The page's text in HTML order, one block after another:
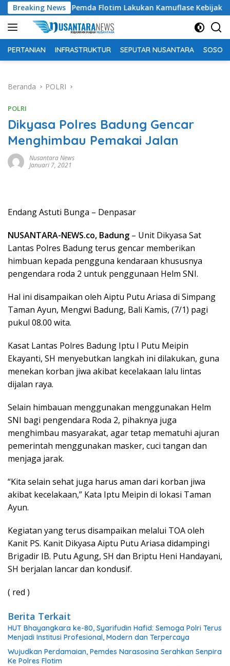
Langsung
ke
konten
Breaking News
Pemda Flotim Lakukan Kamuflase Kebijakan Politik
PERTANIAN INFRASTRUKTUR SEPUTAR NUSANTARA SOSOK
Beranda POLRI
POLRI
Dikyasa Polres Badung Gencar
Menghimbau Pemakai Jalan
Nusantara News
Januari 7, 2021
Endang Astuti Bunga – Denpasar
NUSANTARA-NEWS.co, Badung – Unit Dikyasa Sat
Lantas Polres Badung terus gencar memberikan
himbuan kepada pengguna kendaraan khususnya
pengendara roda 2 untuk penggunaan Helm SNI.
Hal ini disampaikan oleh Aiptu Putu Ariasa di Simpang
Taman Ayun, Mengwi Badung, Bali Kamis, (7/1) pagi
pukul 08.00 wita.
Kasat Lantas Polres Badung Iptu I Putu Meipin
Ekayanti, SH menyebutkan langkah ini dilakukan, guna
menekan korban jiwa akibat kecelakaan lalu lintas
dijalan raya.
Selain himbauan menggunakan menggunakan Helm
SNI bagi pengendara Roda 2, pihaknya juga
menghimbau masyarakat, agar tetap mematuhi ajuran
pemerintah menggunakan masker, cuci tangan dan
menjaga jarak.
“Kita selain sehat juga harus aman dari korban jiwa
akibat kecelakaan,” Kata Iptu Meipin di lokasi Taman
Ayun.
Kegiatan yang terus disampaikan melalui TOA oleh
Kanit PS. Kanit Dikyasa Aiptu Putu Ariasa didampingi
Brigadir IB. Putu Agung, SH dan Briptu Heni Handayani,
SH berjalan lancar dan kondusif.
( red )
Berita Terkait
HUT Bhayangkara ke-80, Syarifudin Hafid: Semoga Polri Terus
Menjadi Institusi Profesional, Modern dan Terpercaya
Wujudkan Perdamaian, Pemdes Narasosina Serahkan Senpira
Ke Polres Flotim